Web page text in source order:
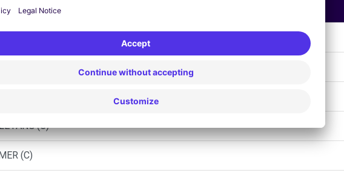
- CHATEAUNEUF-LES-MARTIGUES (C)
(C)
(C)